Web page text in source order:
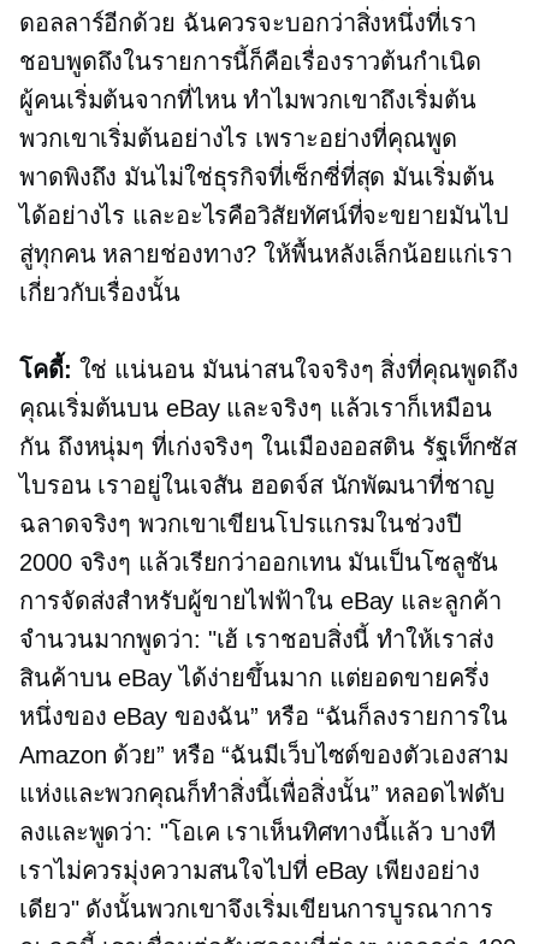
ดอลลาร์อีกด้วย ฉันควรจะบอกว่าสิ่งหนึ่งที่เรา
ชอบพูดถึงในรายการนี้ก็คือเรื่องราวต้นกำเนิด
ผู้คนเริ่มต้นจากที่ไหน ทำไมพวกเขาถึงเริ่มต้น
พวกเขาเริ่มต้นอย่างไร เพราะอย่างที่คุณพูด
พาดพิงถึง มันไม่ใช่ธุรกิจที่เซ็กซี่ที่สุด มันเริ่มต้น
ได้อย่างไร และอะไรคือวิสัยทัศน์ที่จะขยายมันไป
สู่ทุกคน หลายช่องทาง? ให้พื้นหลังเล็กน้อยแก่เรา
เกี่ยวกับเรื่องนั้น
โคดี้: ใช่ แน่นอน มันน่าสนใจจริงๆ สิ่งที่คุณพูดถึง
คุณเริ่มต้นบน eBay และจริงๆ แล้วเราก็เหมือน
กัน ถึงหนุ่มๆ ที่เก่งจริงๆ ในเมืองออสติน รัฐเท็กซัส
ไบรอน เราอยู่ในเจสัน ฮอดจ์ส นักพัฒนาที่ชาญ
ฉลาดจริงๆ พวกเขาเขียนโปรแกรมในช่วงปี
2000 จริงๆ แล้วเรียกว่าออกเทน มันเป็นโซลูชัน
การจัดส่งสำหรับผู้ขายไฟฟ้าใน eBay และลูกค้า
จำนวนมากพูดว่า: "เฮ้ เราชอบสิ่งนี้ ทำให้เราส่ง
สินค้าบน eBay ได้ง่ายขึ้นมาก แต่ยอดขายครึ่ง
หนึ่งของ eBay ของฉัน” หรือ “ฉันก็ลงรายการใน
Amazon ด้วย” หรือ “ฉันมีเว็บไซต์ของตัวเองสาม
แห่งและพวกคุณก็ทำสิ่งนี้เพื่อสิ่งนั้น” หลอดไฟดับ
ลงและพูดว่า: "โอเค เราเห็นทิศทางนี้แล้ว บางที
เราไม่ควรมุ่งความสนใจไปที่ eBay เพียงอย่าง
เดียว" ดังนั้นพวกเขาจึงเริ่มเขียนการบูรณาการ